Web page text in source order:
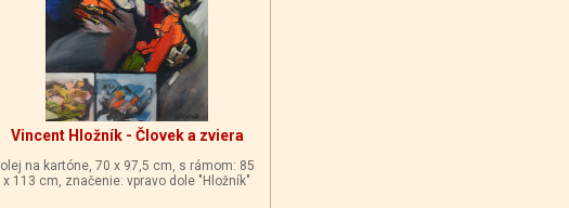
Vincent Hložník - Človek a zviera
olej na kartóne, 70 x 97,5 cm, s rámom: 85
x 113 cm, značenie: vpravo dole "Hložník"